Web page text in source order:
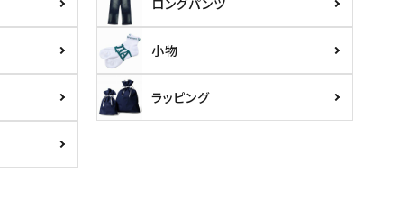
ロングパンツ
小物
ラッピング